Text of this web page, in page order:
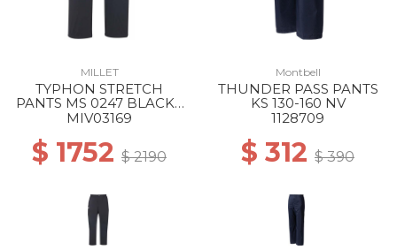
MILLET
TYPHON STRETCH
PANTS MS 0247 BLACK -
NOIR
MIV03169
$ 1752 $ 2190
Montbell
THUNDER PASS PANTS
KS 130-160 NV
1128709
$ 312 $ 390